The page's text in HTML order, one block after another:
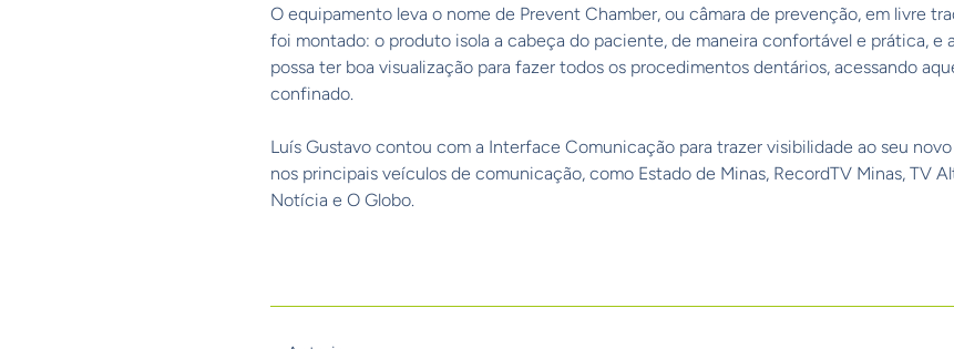
O equipamento leva o nome de Prevent Chamber, ou câmara de prevenção, em livre
foi montado: o produto isola a cabeça do paciente, de maneira confortável e prática, e
possa ter boa visualização para fazer todos os procedimentos dentários, acessando
confinado.
Luís Gustavo contou com a Interface Comunicação para trazer visibilidade ao seu
nos principais veículos de comunicação, como Estado de Minas, RecordTV Minas, TV
Notícia e O Globo.